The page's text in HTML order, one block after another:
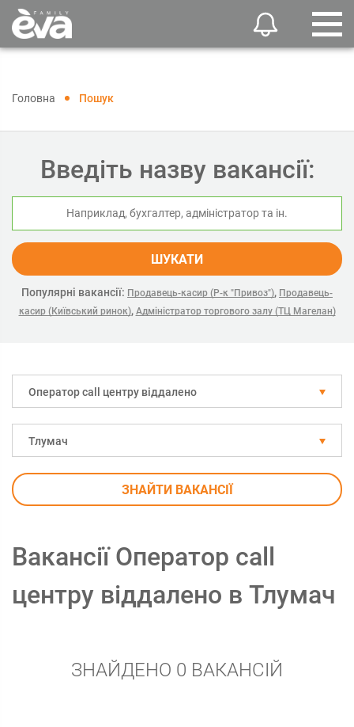
Головна Пошук
Введіть назву вакансії:
ШУКАТИ
Популярні вакансії: Продавець-касир (Р-к "Привоз"), Продавець-
касир (Київський ринок), Адміністратор торгового залу (ТЦ Магелан)
Оператор call центру віддалено
Тлумач
ЗНАЙТИ ВАКАНСІЇ
Вакансії Оператор call
центру віддалено в Тлумач
ЗНАЙДЕНО 0 ВАКАНСІЙ